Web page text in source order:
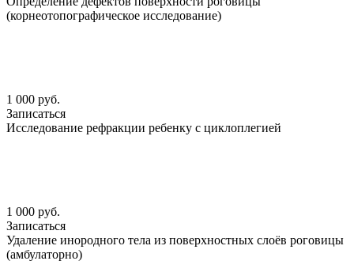
(корнеотопографическое исследование)
1 000 руб.
Записаться
Исследование рефракции ребенку с циклоплегией
1 000 руб.
Записаться
Удаление инородного тела из поверхностных слоёв роговицы
(амбулаторно)